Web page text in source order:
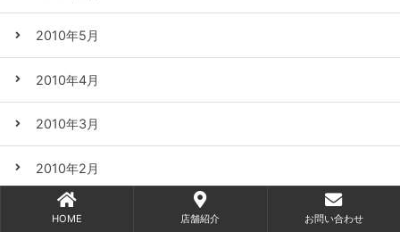
2010年5月
2010年4月
2010年3月
2010年2月
2010年1月
HOME 店舗紹介 お問い合わせ